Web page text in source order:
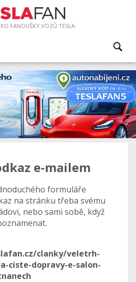
FANOUŠKY VOZŮ TESLA
e-mailem
formuláře
na stránku třeba svému
nebo sami sobě, když
clanky/veletrh-
ciste-dopravy-e-salon-